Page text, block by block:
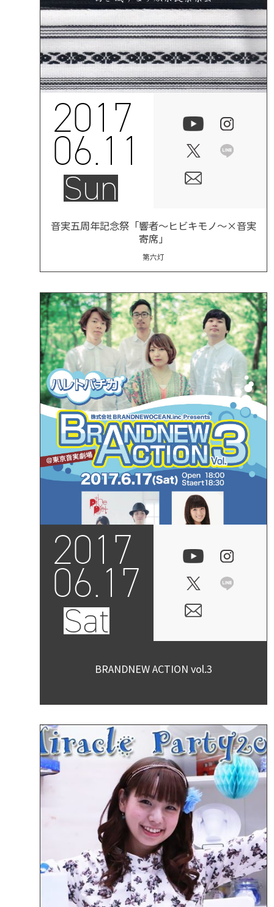
2017
06.11
Sun
音実五周年記念祭「響者～ヒビキモノ～×音実
寄席」
第六灯
2017
06.17
Sat
BRANDNEW ACTION vol.3